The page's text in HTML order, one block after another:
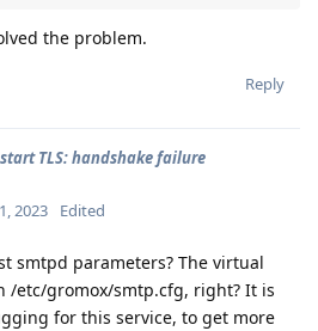
the problem.
Reply
TLS: handshake failure
2023 Edited
smtpd parameters? The virtual
/etc/gromox/smtp.cfg, right? It is
for this service, to get more